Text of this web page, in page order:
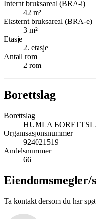
Internt bruksareal (BRA-i)
42 m²
Eksternt bruksareal (BRA-e)
3 m²
Etasje
2. etasje
Antall rom
2 rom
Borettslag
Borettslag
HUMLA
Organisasjonsnummer
924021519
Andelsnummer
66
Eiendomsmegler/
Ta kontakt dersom du har